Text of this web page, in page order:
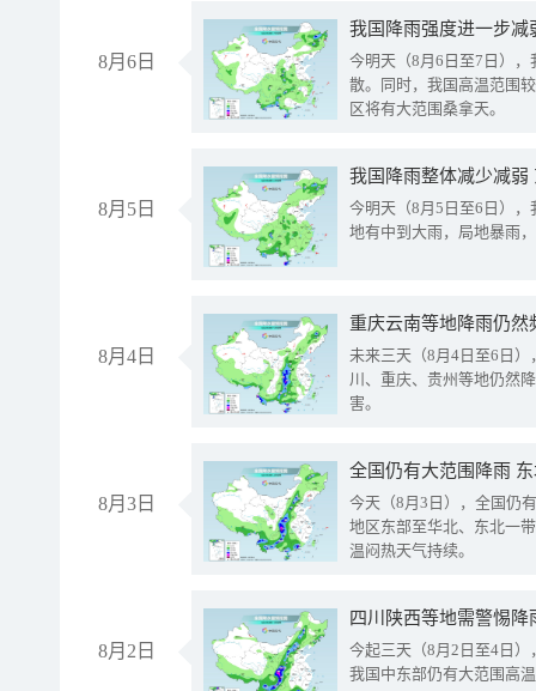
8月6日
今明天（8月6日至7日）
散。同时，我国高温范围
区将有大范围桑拿天。
8月5日
我国降雨整体减少减弱
今明天（8月5日至6日）
地有中到大雨，局地暴雨
8月4日
重庆云南等地降雨仍然
未来三天（8月4日至6日
川、重庆、贵州等地仍然
害。
8月3日
全国仍有大范围降雨
今天（8月3日），全国仍
地区东部至华北、东北一
温闷热天气持续。
8月2日
今起三天（8月2日至4日
我国中东部仍有大范围高